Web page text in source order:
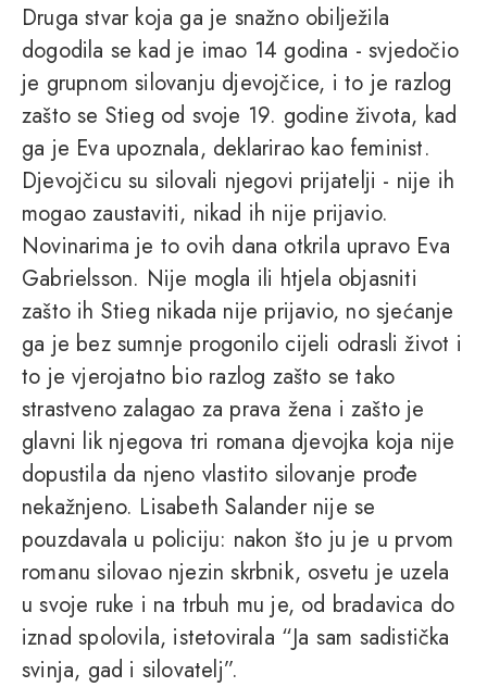
Druga stvar koja ga je snažno obilježila
dogodila se kad je imao 14 godina - svjedočio
je grupnom silovanju djevojčice, i to je razlog
zašto se Stieg od svoje 19. godine života, kad
ga je Eva upoznala, deklarirao kao feminist.
Djevojčicu su silovali njegovi prijatelji - nije ih
mogao zaustaviti, nikad ih nije prijavio.
Novinarima je to ovih dana otkrila upravo Eva
Gabrielsson. Nije mogla ili htjela objasniti
zašto ih Stieg nikada nije prijavio, no sjećanje
ga je bez sumnje progonilo cijeli odrasli život i
to je vjerojatno bio razlog zašto se tako
strastveno zalagao za prava žena i zašto je
glavni lik njegova tri romana djevojka koja nije
dopustila da njeno vlastito silovanje prođe
nekažnjeno. Lisabeth Salander nije se
pouzdavala u policiju: nakon što ju je u prvom
romanu silovao njezin skrbnik, osvetu je uzela
u svoje ruke i na trbuh mu je, od bradavica do
iznad spolovila, istetovirala “Ja sam sadistička
svinja, gad i silovatelj”.